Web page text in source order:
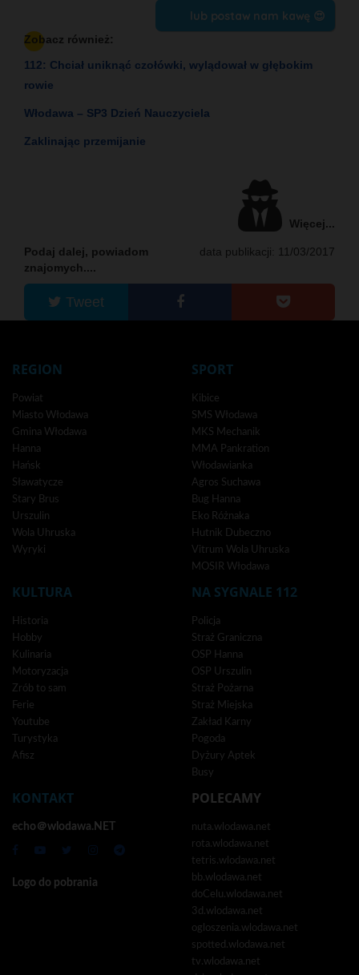
lub postaw nam kawę 😍
Zobacz również:
112: Chciał uniknąć czołówki, wylądował w głębokim
rowie
Włodawa – SP3 Dzień Nauczyciela
Zaklinając przemijanie
Więcej...
data publikacji: 11/03/2017
Podaj dalej, powiadom
znajomych....
Tweet
REGION
Powiat
Miasto Włodawa
Gmina Włodawa
Hanna
Hańsk
Sławatycze
Stary Brus
Urszulin
Wola Uhruska
Wyryki
SPORT
Kibice
SMS Włodawa
MKS Mechanik
MMA Pankration
Włodawianka
Agros Suchawa
Bug Hanna
Eko Różnaka
Hutnik Dubeczno
Vitrum Wola Uhruska
MOSIR Włodawa
KULTURA
Historia
Hobby
Kulinaria
Motoryzacja
Zrób to sam
Ferie
Youtube
Turystyka
Afisz
NA SYGNALE 112
Policja
Straż Graniczna
OSP Hanna
OSP Urszulin
Straż Pożarna
Straż Miejska
Zakład Karny
Pogoda
Dyżury Aptek
Busy
KONTAKT
echo＠wlodawa.NET
Logo do pobrania
POLECAMY
nuta.wlodawa.net
rota.wlodawa.net
tetris.wlodawa.net
bb.wlodawa.net
doCelu.wlodawa.net
3d.wlodawa.net
ogloszenia.wlodawa.net
spotted.wlodawa.net
tv.wlodawa.net